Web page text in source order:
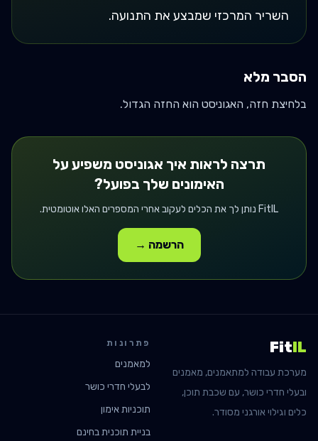
השריר המרכזי שמבצע את התנועה.
הסבר מלא
בלחיצת חזה, האגוניסט הוא החזה הגדול.
תרצה לראות איך אגוניסט משפיע על
האימונים שלך בפועל?
FitIL נותן לך את הכלים לעקוב אחרי המספרים האלו אוטומטית.
הרשמה →
FitIL
מערכת עבודה למתאמנים, מאמנים
ובעלי חדרי כושר, עם שכבת תוכן,
כלים וגילוי אורגני מסודר.
פתרונות
למאמנים
לבעלי חדרי כושר
תוכניות אימון
בניית תוכנית בחינם